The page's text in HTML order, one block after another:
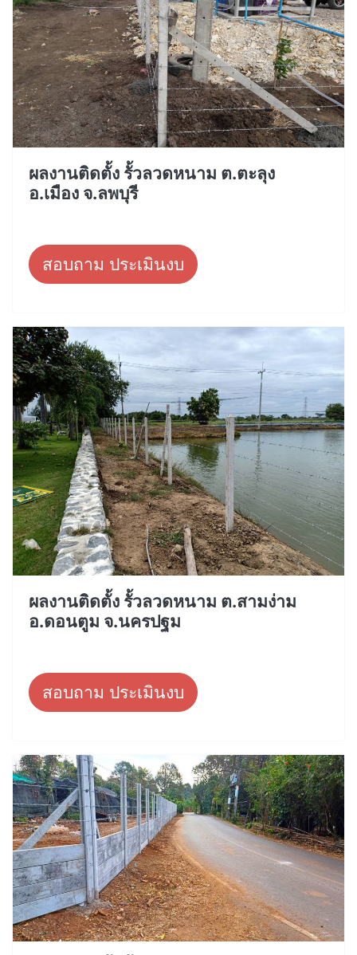
ผลงานติดตั้ง รั้วลวดหนาม ต.ตะลุง
อ.เมือง จ.ลพบุรี
สอบถาม ประเมินงบ
ผลงานติดตั้ง รั้วลวดหนาม ต.สามง่าม
อ.ดอนตูม จ.นครปฐม
สอบถาม ประเมินงบ